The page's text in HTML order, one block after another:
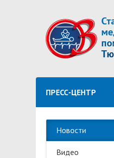
ПРЕСС-ЦЕНТР
Новости
Видео